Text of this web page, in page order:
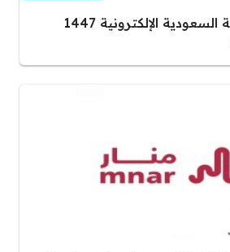
تخصصات الجامعة السعودية الإلكترونية 1447